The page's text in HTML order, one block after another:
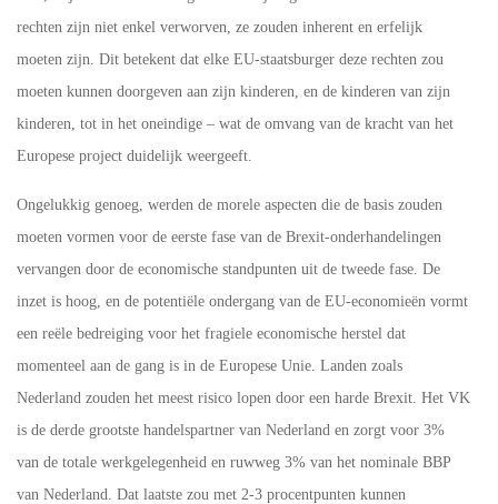
rechten zijn niet enkel verworven, ze zouden inherent en erfelijk
moeten zijn. Dit betekent dat elke EU-staatsburger deze rechten zou
moeten kunnen doorgeven aan zijn kinderen, en de kinderen van zijn
kinderen, tot in het oneindige – wat de omvang van de kracht van het
Europese project duidelijk weergeeft.
Ongelukkig genoeg, werden de morele aspecten die de basis zouden
moeten vormen voor de eerste fase van de Brexit-onderhandelingen
vervangen door de economische standpunten uit de tweede fase. De
inzet is hoog, en de potentiële ondergang van de EU-economieën vormt
een reële bedreiging voor het fragiele economische herstel dat
momenteel aan de gang is in de Europese Unie. Landen zoals
Nederland zouden het meest risico lopen door een harde Brexit. Het VK
is de derde grootste handelspartner van Nederland en zorgt voor 3%
van de totale werkgelegenheid en ruwweg 3% van het nominale BBP
van Nederland. Dat laatste zou met 2-3 procentpunten kunnen